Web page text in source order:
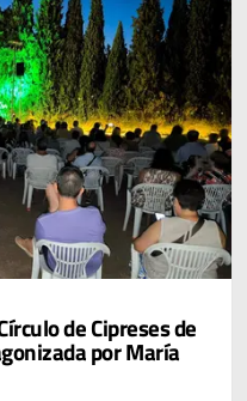
de Cipreses de
por María